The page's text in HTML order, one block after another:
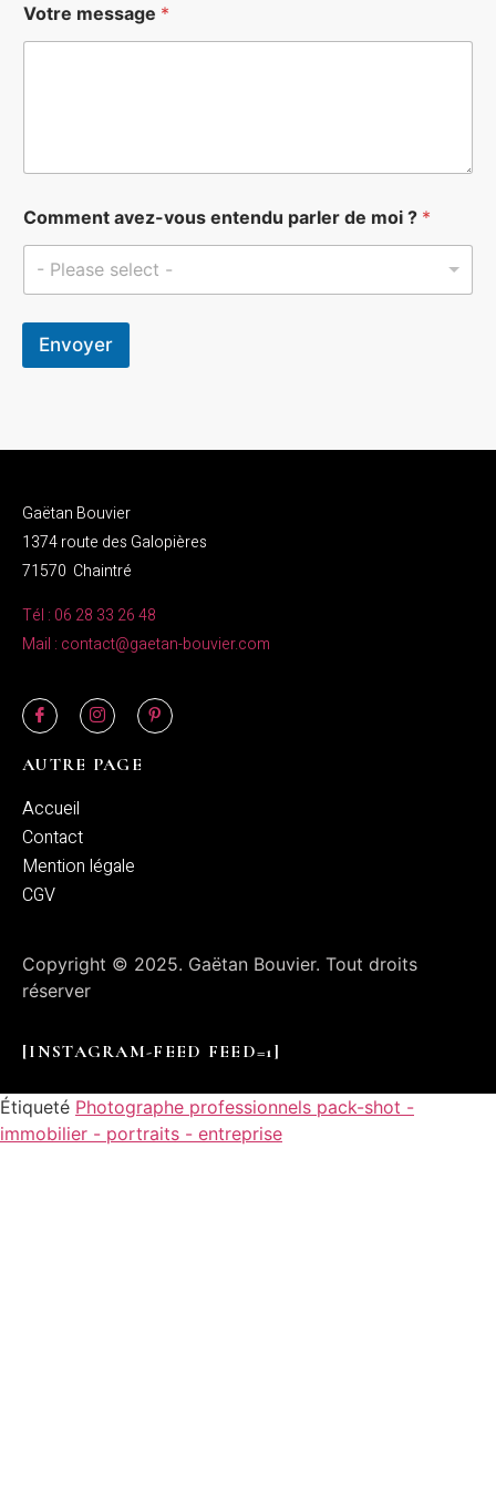
Votre message *
o
m
Comment avez-vous entendu parler de moi ? *
- Please select -
Envoyer
Gaëtan Bouvier
1374 route des Galopières
71570 Chaintré
Tél : 06 28 33 26 48
Mail : contact@gaetan-bouvier.com
AUTRE PAGE
Accueil
Contact
Mention légale
CGV
Copyright © 2025. Gaëtan Bouvier. Tout droits
réserver
[INSTAGRAM-FEED FEED=1]
Étiqueté Photographe professionnels pack-shot -
immobilier - portraits - entreprise